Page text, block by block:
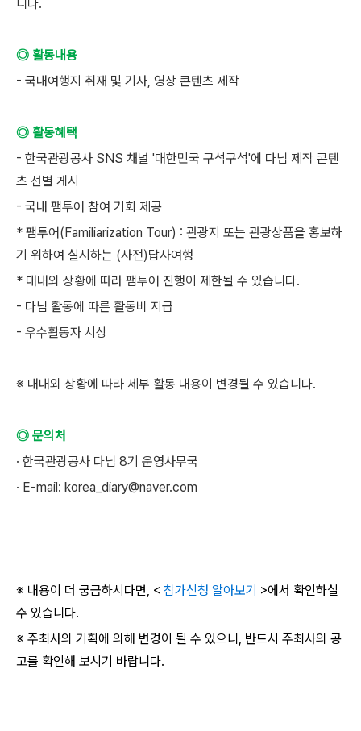
니다.
◎ 활동내용
- 국내여행지 취재 및 기사, 영상 콘텐츠 제작
◎ 활동혜택
- 한국관광공사 SNS 채널 '대한민국 구석구석'에 다님 제작 콘텐
츠 선별 게시
- 국내 팸투어 참여 기회 제공
* 팸투어(Familiarization Tour) : 관광지 또는 관광상품을 홍보하
기 위하여 실시하는 (사전)답사여행
* 대내외 상황에 따라 팸투어 진행이 제한될 수 있습니다.
- 다님 활동에 따른 활동비 지급
- 우수활동자 시상
※ 대내외 상황에 따라 세부 활동 내용이 변경될 수 있습니다.
◎ 문의처
· 한국관광공사 다님 8기 운영사무국
· E-mail: korea_diary@naver.com
※ 내용이 더 궁금하시다면, < 참가신청 알아보기 >에서 확인하실
수 있습니다.
※ 주최사의 기획에 의해 변경이 될 수 있으니, 반드시 주최사의 공
고를 확인해 보시기 바랍니다.